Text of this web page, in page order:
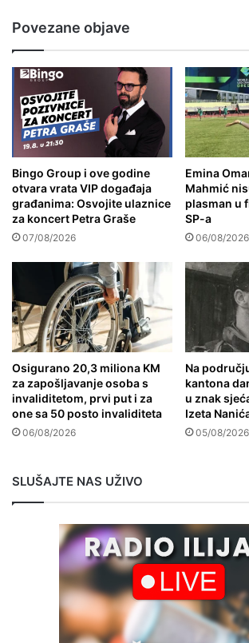
Povezane objave
Bingo Group i ove godine
otvara vrata VIP događaja
građanima: Osvojite ulaznice
za koncert Petra Graše
07/08/2026
Emina
Mahmić
plasman u
SP-a
06/08/2026
Osigurano 20,3 miliona KM
za zapošljavanje osoba s
invaliditetom, prvi put i za
one sa 50 posto invaliditeta
06/08/2026
Na
kantona
u znak
Izeta
05/08/2026
SLUŠAJTE NAS UŽIVO